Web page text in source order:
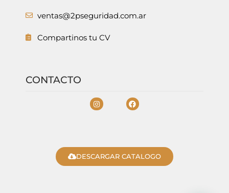
ventas@2pseguridad.com.ar
Compartinos tu CV
CONTACTO
DESCARGAR CATALOGO